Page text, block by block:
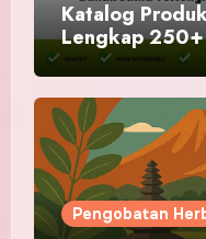
Katalog
Lengkap
Pengobatan